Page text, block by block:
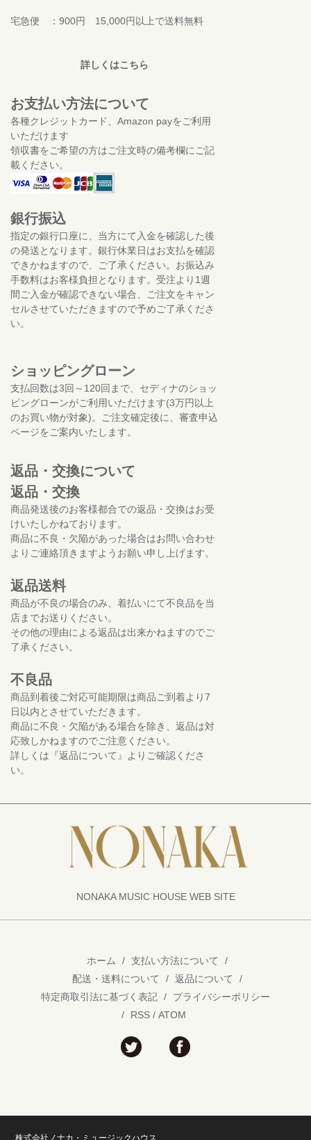
宅急便 ：900円 15,000円以上で送料無料
詳しくはこちら
お支払い方法について
各種クレジットカード、Amazon payをご利用
いただけます
領収書をご希望の方はご注文時の備考欄にご記
載ください。
銀行振込
指定の銀行口座に、当方にて入金を確認した後
の発送となります。銀行休業日はお支払を確認
できかねますので、ご了承ください。お振込み
手数料はお客様負担となります。受注より1週
間ご入金が確認できない場合、ご注文をキャン
セルさせていただきますので予めご了承くださ
い。
ショッピングローン
支払回数は3回～120回まで、セディナのショッ
ピングローンがご利用いただけます(3万円以上
のお買い物が対象)。ご注文確定後に、審査申込
ページをご案内いたします。
返品・交換について
返品・交換
商品発送後のお客様都合での返品・交換はお受
けいたしかねております。
商品に不良・欠陥があった場合はお問い合わせ
よりご連絡頂きますようお願い申し上げます。
返品送料
商品が不良の場合のみ、着払いにて不良品を当
店までお送りください。
その他の理由による返品は出来かねますのでご
了承ください。
不良品
商品到着後ご対応可能期限は商品ご到着より7
日以内とさせていただきます。
商品に不良・欠陥がある場合を除き、返品は対
応致しかねますのでご注意ください。
詳しくは『返品について』よりご確認くださ
い。
NONAKA MUSIC HOUSE WEB SITE
ホーム / 支払い方法について
/
配送・送料について
/ 返品について
/
特定商取引法に基づく表記 /
プライバシーポリシー
/
RSS / ATOM
株式会社ノナカ・ミュージックハウス